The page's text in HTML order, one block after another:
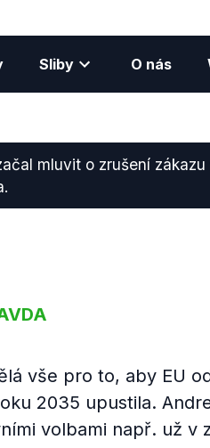
Sliby O nás
mluvit o zrušení
vše pro to, aby EU
2035 upustila.
volbami např. už v